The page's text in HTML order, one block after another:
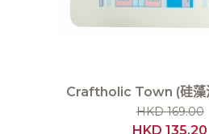
Craftholic Town (硅藻
HKD 169.00
HKD 135.20